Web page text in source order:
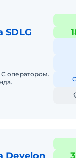
SDLG
С оператором.